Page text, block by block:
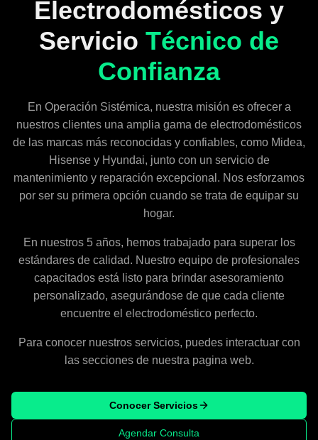
Electrodomésticos y
Servicio Técnico de
Confianza
En Operación Sistémica, nuestra misión es ofrecer a
nuestros clientes una amplia gama de electrodomésticos
de las marcas más reconocidas y confiables, como Midea,
Hisense y Hyundai, junto con un servicio de
mantenimiento y reparación excepcional. Nos esforzamos
por ser su primera opción cuando se trata de equipar su
hogar.
En nuestros 5 años, hemos trabajado para superar los
estándares de calidad. Nuestro equipo de profesionales
capacitados está listo para brindar asesoramiento
personalizado, asegurándose de que cada cliente
encuentre el electrodoméstico perfecto.
Para conocer nuestros servicios, puedes interactuar con
las secciones de nuestra pagina web.
Conocer Servicios
Agendar Consulta